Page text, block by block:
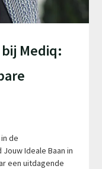
Mediq:
de
Ideale Baan in
een uitdagende